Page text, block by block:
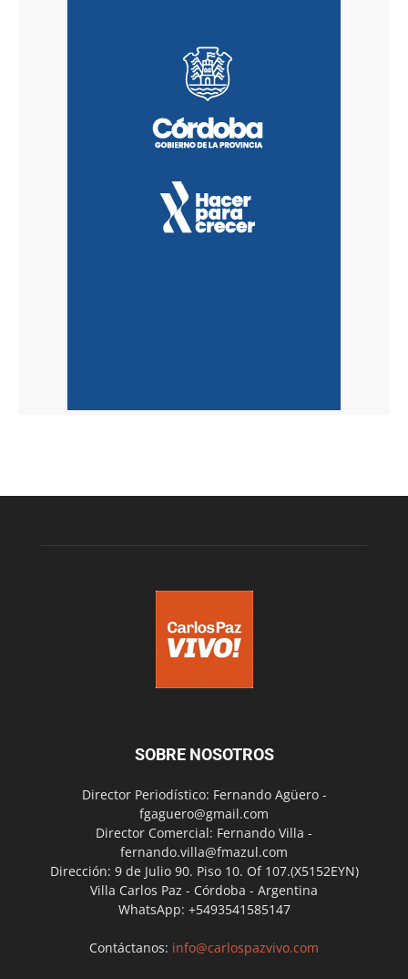
SOBRE NOSOTROS
Director Periodístico: Fernando Agüero -
fgaguero@gmail.com
Director Comercial: Fernando Villa -
fernando.villa@fmazul.com
Dirección: 9 de Julio 90. Piso 10. Of 107.(X5152EYN)
Villa Carlos Paz - Córdoba - Argentina
WhatsApp: +5493541585147
Contáctanos: info@carlospazvivo.com